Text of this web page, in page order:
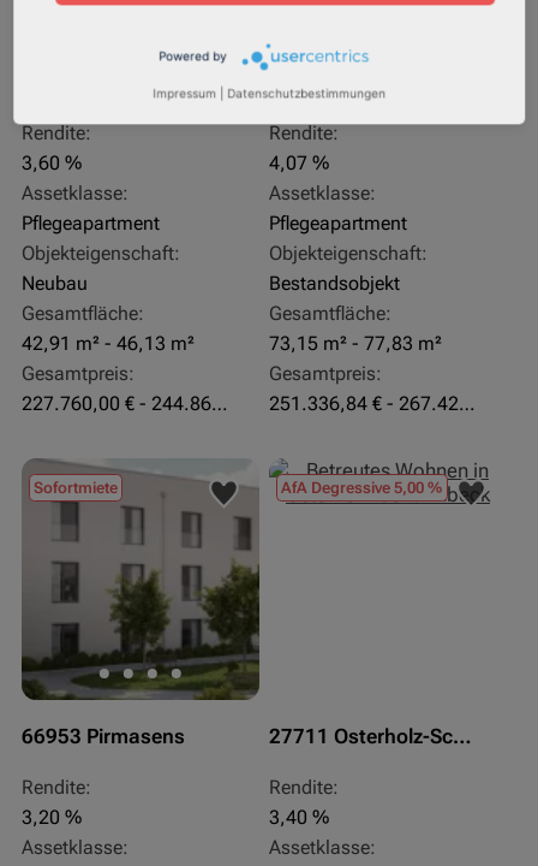
27711 Osterholz-Scharmbeck
Rendite:
3,60 %
Assetklasse:
Pflegeapartment
Objekteigenschaft:
Neubau
Gesamtfläche:
42,91 m² - 46,13 m²
Gesamtpreis:
227.760,00 € - 244.860,00 €
32469 Petershagen
Rendite:
4,07 %
Assetklasse:
Pflegeapartment
Objekteigenschaft:
Bestandsobjekt
Gesamtfläche:
73,15 m² - 77,83 m²
Gesamtpreis:
251.336,84 € - 267.420,00 €
Sofortmiete
66953 Pirmasens
Rendite:
3,20 %
Assetklasse:
AfA Degressive 5,00 %
27711 Osterholz-Scharmbeck
Rendite:
3,40 %
Assetklasse:
Powered by
Impressum Datenschutzbestimmungen